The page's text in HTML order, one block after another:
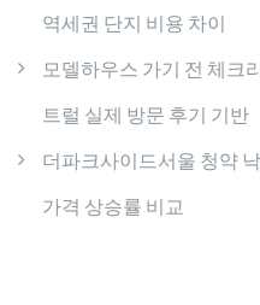
역세권 단지 비용 차이
모델하우스 가기 전 체크
트럴 실제 방문 후기 기반
더파크사이드서울 청약
가격 상승률 비교